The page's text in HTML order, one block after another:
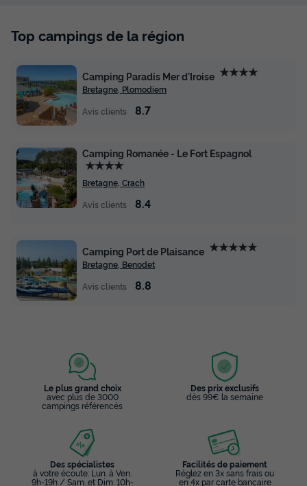
Top campings de la région
Camping Paradis Mer d'Iroise ★★★★
Bretagne, Plomodiern
Avis clients
8.7
Camping Romanée - Le Fort Espagnol
★★★★
Bretagne, Crach
Avis clients
8.4
Camping Port de Plaisance ★★★★★
Bretagne, Benodet
Avis clients
8.8
Le plus grand choix
avec plus de 3000
campings référencés
Des prix exclusifs
dès 99€ la semaine
Des spécialistes
à votre écoute: Lun. à Ven.
9h-19h / Sam. et Dim. 10h-
Facilités de paiement
Réglez en 3x sans frais ou
en 4x par carte bancaire